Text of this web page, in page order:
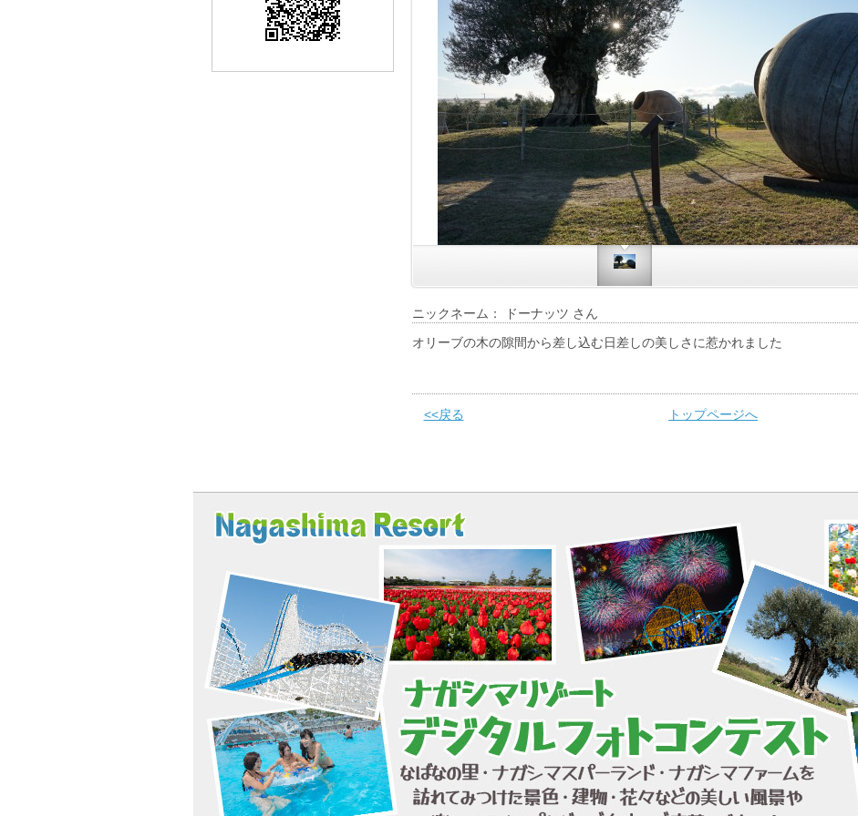
ニックネーム： ドーナッツ さん
オリーブの木の隙間から差し込む日差しの美しさに惹かれました
<<戻る トップページへ